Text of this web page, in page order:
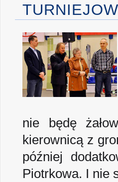
nie będę
kierownicą z
później
Piotrkowa. I nie